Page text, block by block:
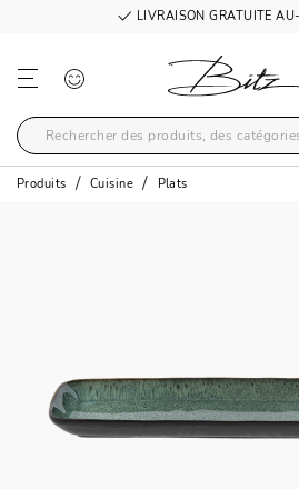
LIVRAISON GRATUITE
Produits Cuisine Plats